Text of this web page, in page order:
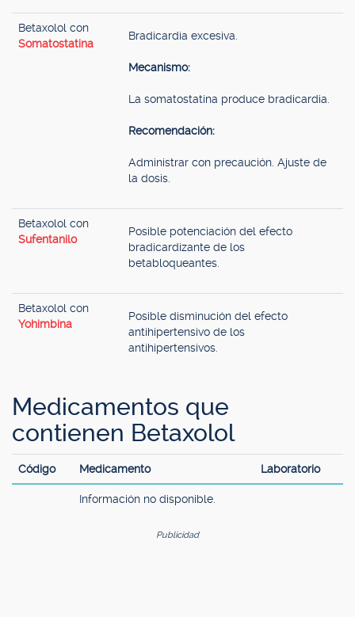
Betaxolol con
Somatostatina
Bradicardia excesiva.
Mecanismo:
La somatostatina produce bradicardia.
Recomendación:
Administrar con precaución. Ajuste de
la dosis.
Betaxolol con
Sufentanilo
Posible potenciación del efecto
bradicardizante de los
betabloqueantes.
Betaxolol con
Yohimbina
Posible disminución del efecto
antihipertensivo de los
antihipertensivos.
Medicamentos que
contienen Betaxolol
Código Medicamento Laboratorio
Información no disponible.
Publicidad